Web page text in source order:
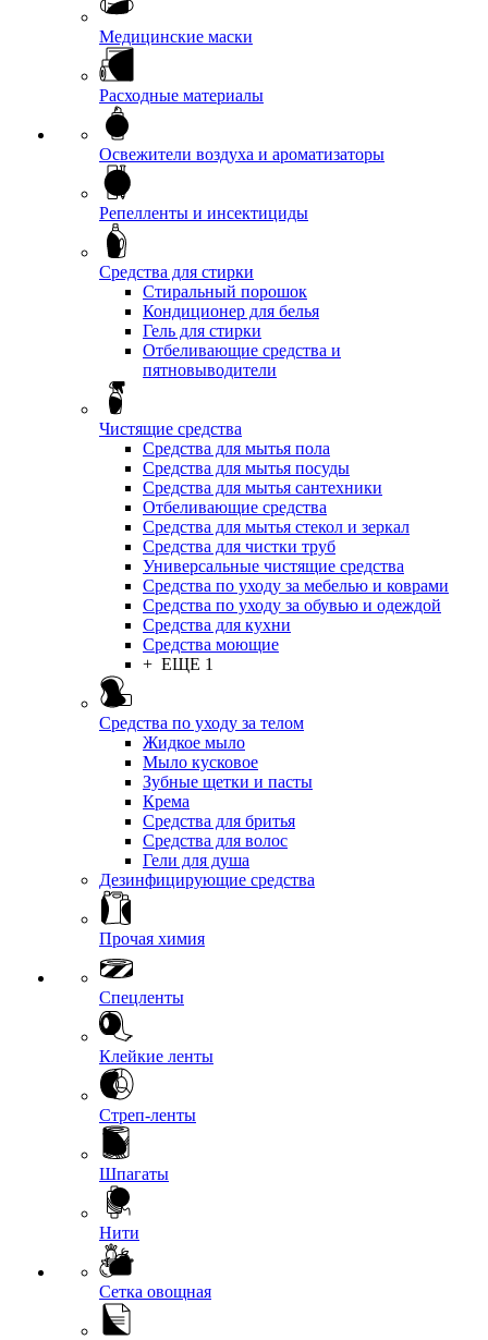
Медицинские маски
Расходные материалы
Освежители воздуха и ароматизаторы
Репелленты и инсектициды
Средства для стирки
Стиральный порошок
Кондиционер для белья
Гель для стирки
Отбеливающие средства и
пятновыводители
Чистящие средства
Средства для мытья пола
Средства для мытья посуды
Средства для мытья сантехники
Отбеливающие средства
Средства для мытья стекол и зеркал
Средства для чистки труб
Универсальные чистящие средства
Средства по уходу за мебелью и коврами
Средства по уходу за обувью и одеждой
Средства для кухни
Средства моющие
+ ЕЩЕ 1
Средства по уходу за телом
Жидкое мыло
Мыло кусковое
Зубные щетки и пасты
Крема
Средства для бритья
Средства для волос
Гели для душа
Дезинфицирующие средства
Прочая химия
Спецленты
Клейкие ленты
Стреп-ленты
Шпагаты
Нити
Сетка овощная